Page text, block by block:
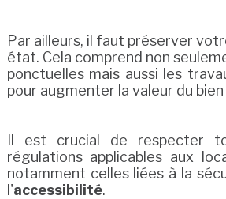
Par ailleurs, il faut préserver
état. Cela comprend non
ponctuelles mais aussi les
pour augmenter la valeur du
Il est crucial de respecter
régulations applicables aux
notamment celles liées à la
l'accessibilité.